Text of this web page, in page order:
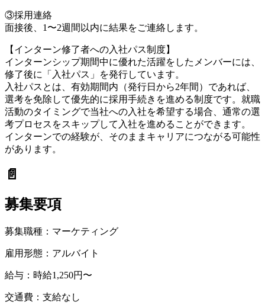
③採用連絡
面接後、1〜2週間以内に結果をご連絡します。
【インターン修了者への入社パス制度】
インターンシップ期間中に優れた活躍をしたメンバーには、
修了後に「入社パス」を発行しています。
入社パスとは、有効期間内（発行日から2年間）であれば、
選考を免除して優先的に採用手続きを進める制度です。就職
活動のタイミングで当社への入社を希望する場合、通常の選
考プロセスをスキップして入社を進めることができます。
インターンでの経験が、そのままキャリアにつながる可能性
があります。
📄
募集要項
募集職種： マーケティング
雇用形態： アルバイト
給与： 時給1,250円〜
交通費： 支給なし